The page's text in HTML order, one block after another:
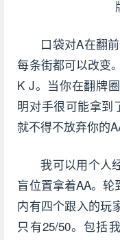
口袋对A在翻
每条街都可以改变
K J。当你在翻牌
明对手很可能拿到
就不得不放弃你的
我可以用个人
盲位置拿着AA。轮
内有四个跟入的玩
只有25/50。包括